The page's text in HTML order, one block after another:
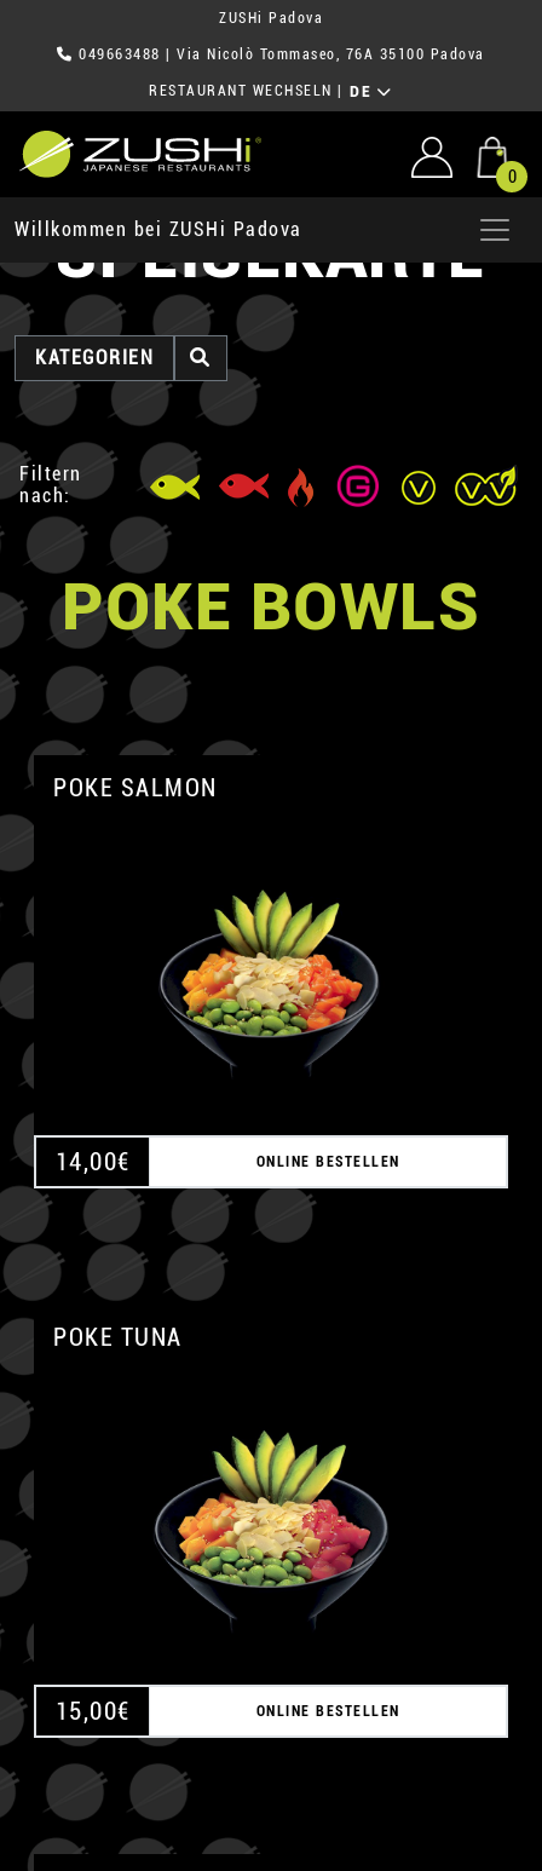
ZUSHi Padova
049663488 | Via Nicolò Tommaseo, 76A 35100 Padova
RESTAURANT WECHSELN DE
0
Willkommen bei ZUSHi Padova
SPEISEKARTE
KATEGORIEN
Filtern
nach:
POKE BOWLS
POKE SALMON
14,00€ ONLINE BESTELLEN
POKE TUNA
15,00€ ONLINE BESTELLEN